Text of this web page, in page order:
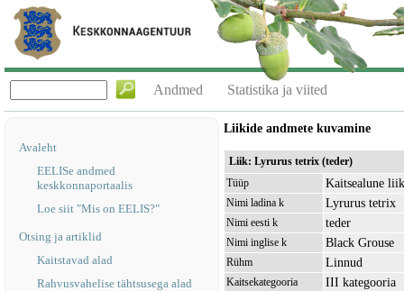
Andmed Statistika ja viited
Avaleht
EELISe andmed
keskkonnaportaalis
Loe siit "Mis on EELIS?"
Otsing ja artiklid
Kaitstavad alad
Rahvusvahelise tähtsusega alad
Liikide andmete kuvamine
Liik: Lyrurus tetrix (teder)
Tüüp
Kaitsealune liik
Nimi ladina k Lyrurus tetrix
Nimi eesti k teder
Nimi inglise k Black Grouse
Rühm Linnud
Kaitsekategooria III kategooria